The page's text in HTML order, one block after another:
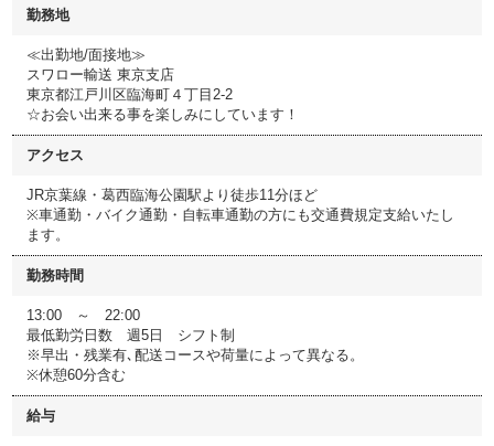
勤務地
≪出勤地/面接地≫
スワロー輸送 東京支店
東京都江戸川区臨海町４丁目2-2
☆お会い出来る事を楽しみにしています！
アクセス
JR京葉線・葛西臨海公園駅より徒歩11分ほど
※車通勤・バイク通勤・自転車通勤の方にも交通費規定支給いたし
ます。
勤務時間
13:00 ～ 22:00
最低勤労日数 週5日 シフト制
※早出・残業有､配送コースや荷量によって異なる。
※休憩60分含む
給与